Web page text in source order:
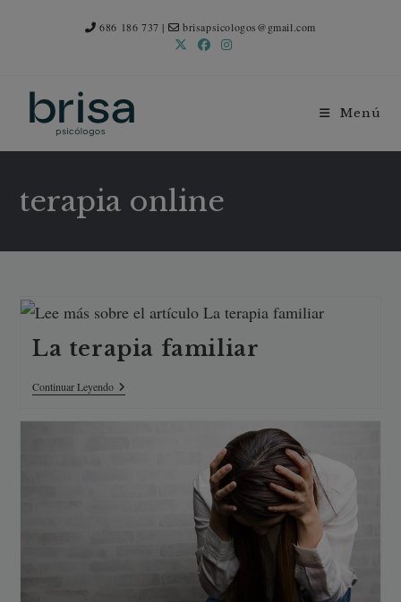
686 186 737 | brisapsicologos@gmail.com
Menú
terapia online
La terapia familiar
Continuar LeyendoLa
Terapia